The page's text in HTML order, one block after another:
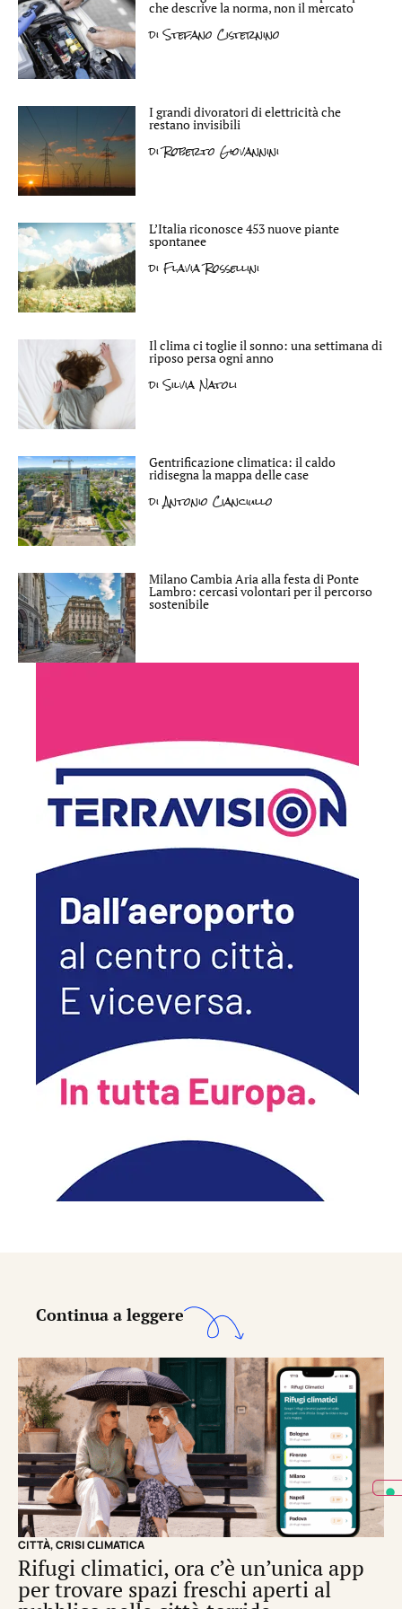
che descrive la norma, non il mercato
diStefano Cisternino
I grandi divoratori di elettricità che
restano invisibili
diRoberto Giovannini
L’Italia riconosce 453 nuove piante
spontanee
di Flavia Rossellini
Il clima ci toglie il sonno: una settimana di
riposo persa ogni anno
diSilvia Natoli
Gentrificazione climatica: il caldo
ridisegna la mappa delle case
diAntonio Cianciullo
Milano Cambia Aria alla festa di Ponte
Lambro: cercasi volontari per il percorso
sostenibile
Continua a leggere
CITTÀ,CRISI CLIMATICA
Rifugi climatici, ora c’è un’unica app
per trovare spazi freschi aperti al